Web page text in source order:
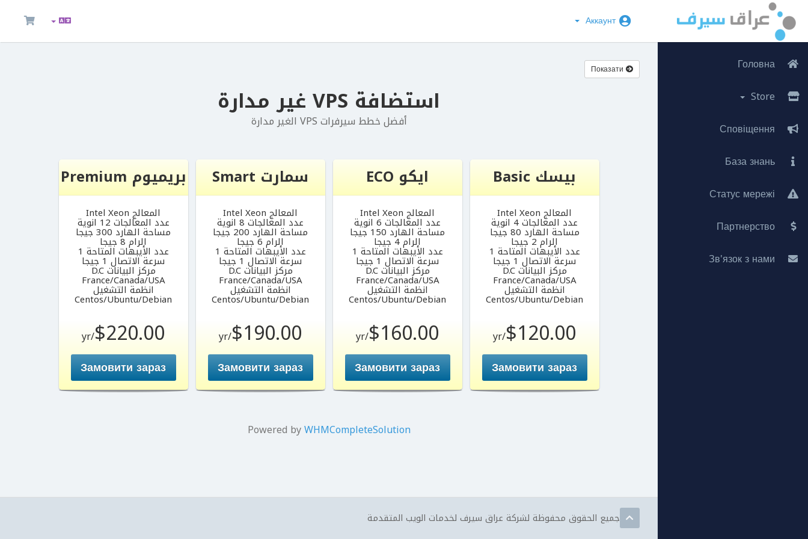
Аккаунт
استضافة VPS غير مدارة
أفضل خطط سيرفرات VPS الغير مدارة
بيسك Basic
المعالج Intel Xeon
عدد المعالجات 4 انوية
مساحة الهارد 80 جيجا
الرام 2 جيجا
عدد الأيبهات المتاحة 1
سرعة الاتصال 1 جيجا
مركز البيانات D.C
France/Canada/USA
انظمة التشغيل
Centos/Ubuntu/Debian
$120.00
/yr
Замовити зараз
ايكو ECO
المعالج Intel Xeon
عدد المعالجات 6 انوية
مساحة الهارد 150 جيجا
الرام 4 جيجا
عدد الأيبهات المتاحة 1
سرعة الاتصال 1 جيجا
مركز البيانات D.C
France/Canada/USA
انظمة التشغيل
Centos/Ubuntu/Debian
$160.00
/yr
Замовити зараз
سمارت Smart
المعالج Intel Xeon
عدد المعالجات 8 انوية
مساحة الهارد 200 جيجا
الرام 6 جيجا
عدد الأيبهات المتاحة 1
سرعة الاتصال 1 جيجا
مركز البيانات D.C
France/Canada/USA
انظمة التشغيل
Centos/Ubuntu/Debian
$190.00
/yr
Замовити зараз
بريميوم Premium
المعالج Intel Xeon
عدد المعالجات 12 انوية
مساحة الهارد 300 جيجا
الرام 8 جيجا
عدد الأيبهات المتاحة 1
سرعة الاتصال 1 جيجا
مركز البيانات D.C
France/Canada/USA
انظمة التشغيل
Centos/Ubuntu/Debian
$220.00
/yr
Замовити зараз
Powered byWHMCompleteSolution
جميع الحقوق محفوظة لشركة عراق سيرف لخدمات الويب المتقدمة